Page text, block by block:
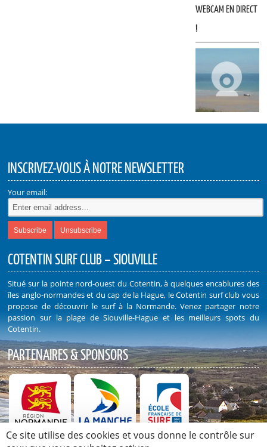
WEBCAM EN DIRECT
!
INSCRIVEZ-VOUS À NOTRE NEWSLETTER
Your email:
COTENTIN SURF CLUB – SIOUVILLE
Situé sur la pointe nord-ouest du Cotentin, à quelques encablures des
îles anglo-normandes et du cap de la Hague, le Cotentin surf club vous
propose de découvrir le surf à la Normande. Venez partager notre
passion sur la plage de Siouville-Hague et les meilleurs spots du
Cotentin.
PARTENAIRES & SPONSORS
Découvrez nos Partenaires et Sponsors
Ce site utilise des cookies et vous donne le contrôle sur